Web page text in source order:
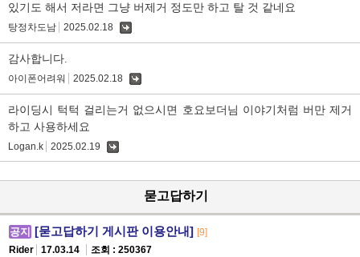
있기도 해서 저라면 그냥 버제거 정도만 하고 탈 것 같네요
탕정차도남 2025.02.18
감사합니다.
아이폰어려워 2025.02.18
라이딩시 턱턱 걸리는거 없으시면 호요보더님 이야기처럼 버만 제거
하고 사용하세요
Logan.k 2025.02.19
묻고답하기
공지 [묻고답하기 게시판 이용안내] [9]
Rider
17.03.14 조회 : 250367